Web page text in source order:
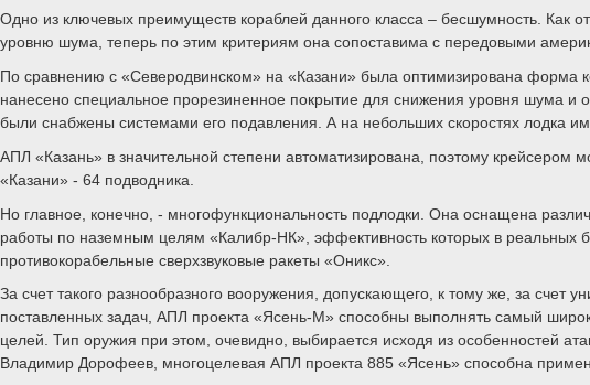
Одно из ключевых преимуществ кораблей данного класса – бесшумность. Как
уровню шума, теперь по этим критериям она сопоставима с передовыми
По сравнению с «Северодвинском» на «Казани» была оптимизирована форма
нанесено специальное прорезиненное покрытие для снижения уровня шума и
были снабжены системами его подавления. А на небольших скоростях лодка
АПЛ «Казань» в значительной степени автоматизирована, поэтому
«Казани» - 64 подводника.
Но главное, конечно, - многофункциональность подлодки. Она оснащена
работы по наземным целям «Калибр-НК», эффективность которых в реальных
противокорабельные сверхзвуковые ракеты «Оникс».
За счет такого разнообразного вооружения, допускающего, к тому же, за счет
поставленных задач, АПЛ проекта «Ясень-М» способны выполнять самый
целей. Тип оружия при этом, очевидно, выбирается исходя из особенностей
Владимир Дорофеев, многоцелевая АПЛ проекта 885 «Ясень» способна